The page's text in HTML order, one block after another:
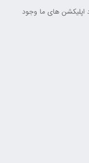
اپلیکشن های ما وجود